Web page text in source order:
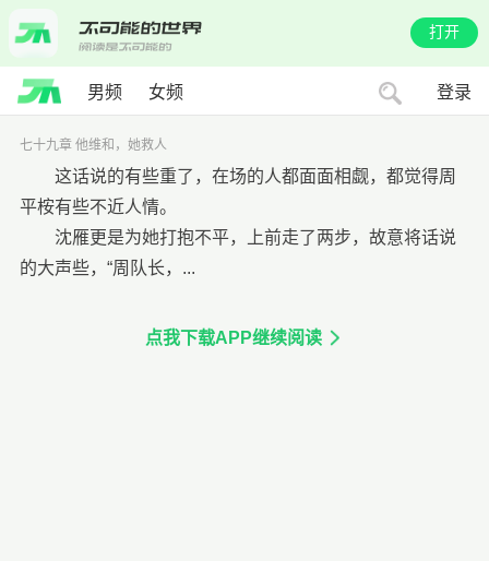
打开
男频 女频 登录
七十九章 他维和，她救人
这话说的有些重了，在场的人都面面相觑，都觉得周
平桉有些不近人情。
沈雁更是为她打抱不平，上前走了两步，故意将话说
的大声些，“周队长，...
点我下载APP继续阅读